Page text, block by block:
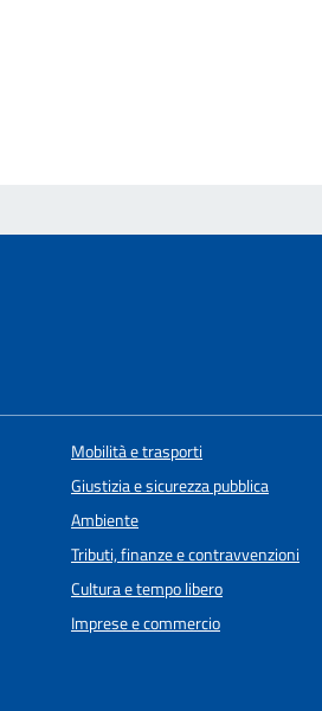
Mobilità e trasporti
Giustizia e sicurezza pubblica
Ambiente
Tributi, finanze e contravvenzioni
Cultura e tempo libero
Imprese e commercio